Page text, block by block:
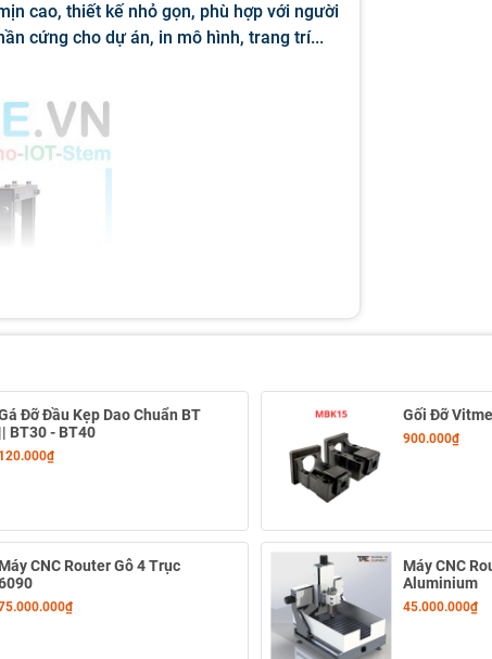
cao, thiết kế nhỏ gọn, phù hợp với người
cứng cho dự án, in mô hình, trang trí...
Đỡ Đầu Kẹp Dao Chuẩn BT
|| BT30 - BT40
120.000₫
Gối Đỡ
900.000₫
Máy CNC Router Gỗ 4 Trục
Máy CNC
Aluminium
45.000.000₫